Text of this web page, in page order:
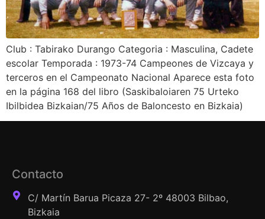
Club : Tabirako Durango Categoria : Masculina, Cadete
escolar Temporada : 1973-74 Campeones de Vizcaya y
terceros en el Campeonato Nacional Aparece esta foto
en la página 168 del libro (Saskibaloiaren 75 Urteko
Ibilbidea Bizkaian/75 Años de Baloncesto en Bizkaia)
Contacto
C/ Martín Barua Picaza 27- 2º 48003 Bilbao,
Bizkaia